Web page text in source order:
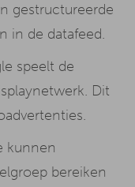
gestructureerde
in de datafeed.
speelt de
Dit
kunnen
bereiken